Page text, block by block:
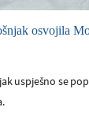
osvojila
uspješno se